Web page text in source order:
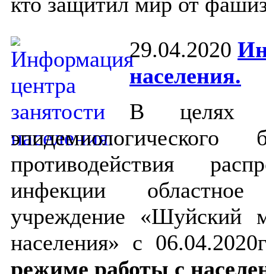
29.04.2020
населения.
В целях
противодействия
инфекции областное
учреждение «Шуйский
населения» с
режиме работы с